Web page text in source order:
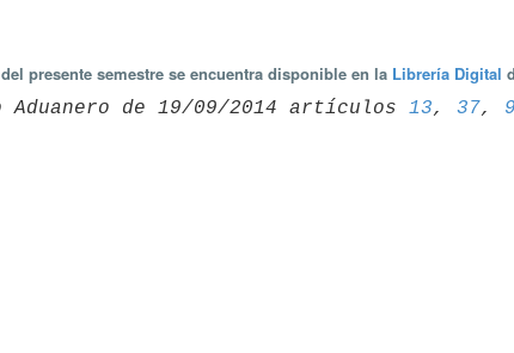
presente semestre se encuentra disponible en la Librería Digital
Aduanero de 19/09/2014 artículos 13, 37,